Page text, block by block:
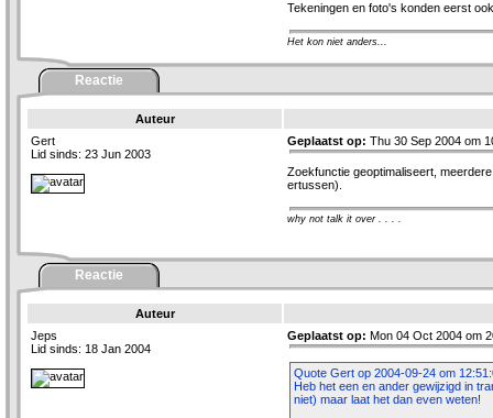
Tekeningen en foto's konden eerst
Het kon niet anders...
Reactie
Auteur
Gert
Lid sinds: 23 Jun 2003
Geplaatst op: Thu 30 Sep 2004 om
Zoekfunctie geoptimaliseert,
ertussen).
why not talk it over . . . .
Reactie
Auteur
Jeps
Lid sinds: 18 Jan 2004
Geplaatst op: Mon 04 Oct 2004 om
Quote Gert op 2004-09-24 om
Heb het een en ander gewijzigd in
niet) maar laat het dan even weten!